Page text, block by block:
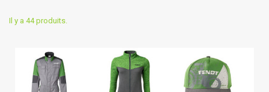
Il y a 44 produits.